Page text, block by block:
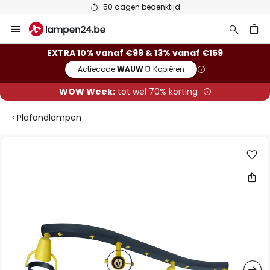
50 dagen bedenktijd
naar
EXTRA 10% vanaf €99 & 13% vanaf €159
Actiecode:WAUW Kopiëren
WOW Week:tot wel 70% korting
Plafondlampen
afbeeldingen-
gallerij